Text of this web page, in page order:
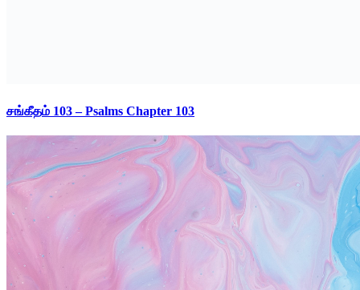
சங்கீதம் 103 – Psalms Chapter 103